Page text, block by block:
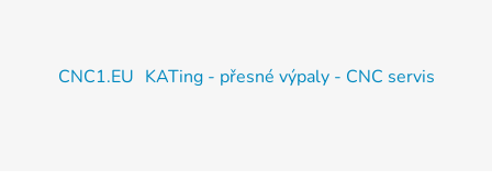
CNC1.EU KATing - přesné výpaly - CNC servis